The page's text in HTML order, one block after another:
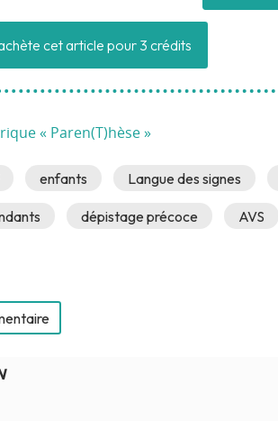
cet article pour 3 crédits
« Paren(T)hèse »
enfants Langue des signes
dépistage précoce AVS